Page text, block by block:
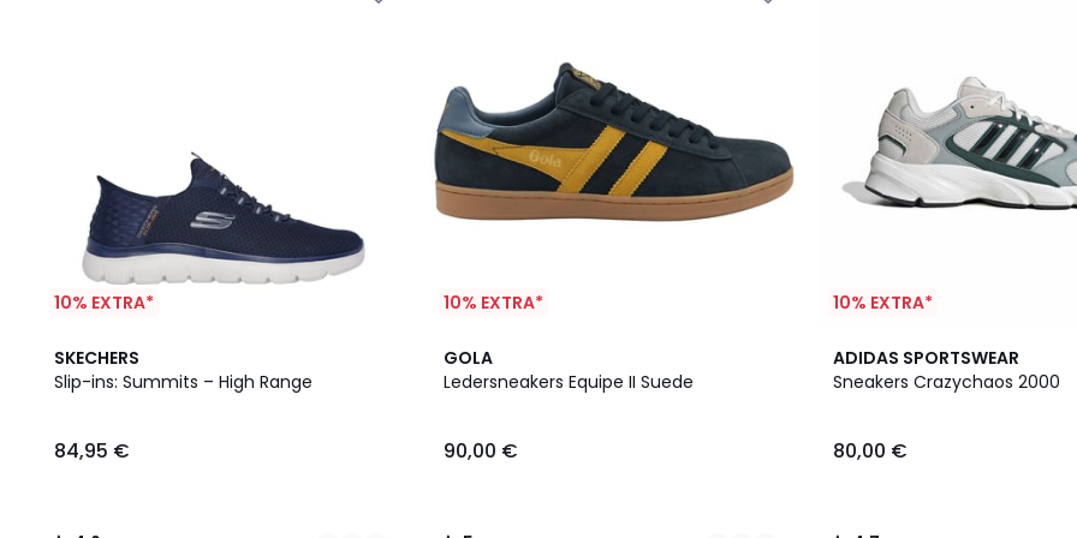
10% EXTRA*
SKECHERS
Slip-ins: Summits – High Range
84,95 €
4,6
/ 5
2
Farben
10% EXTRA*
GOLA
Ledersneakers Equipe II Suede
90,00 €
5
/
2
Farben
10% EXTRA*
ADIDAS SPORTSWEAR
Sneakers Crazychaos 2000
80,00 €
4,7
/ 5